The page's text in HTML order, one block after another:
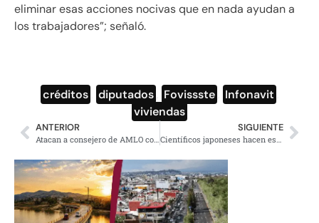
eliminar esas acciones nocivas que en nada ayudan a
los trabajadores”; señaló.
créditos diputados Fovissste Infonavit
viviendas
ANTERIOR SIGUIENTE